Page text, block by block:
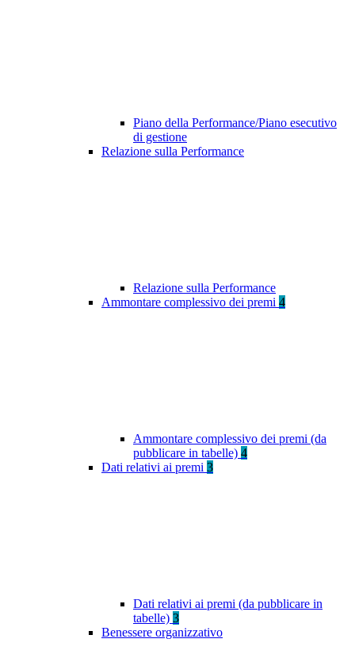
Piano della Performance/Piano esecutivo
di gestione
Relazione sulla Performance
Relazione sulla Performance
Ammontare complessivo dei premi 4
Ammontare complessivo dei premi (da
pubblicare in tabelle) 4
Dati relativi ai premi 3
Dati relativi ai premi (da pubblicare in
tabelle) 3
Benessere organizzativo